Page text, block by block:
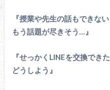
『授業や先生の話もできな
もう話題が尽きそう…』
『せっかくLINEを交換でき
どうしよう』